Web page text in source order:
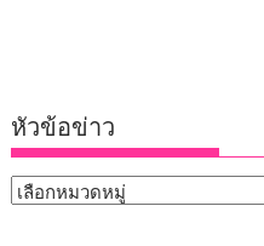
หัวข้อข่าว
หัวข้อ